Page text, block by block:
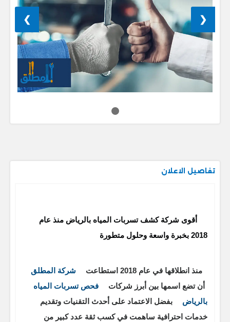
❮
❯
تفاصيل الاعلان
أقوى شركة كشف تسربات المياه بالرياض منذ عام
2018 بخبرة واسعة وحلول متطورة
منذ انطلاقها في عام 2018 استطاعت
شركة المطلق
أن تضع اسمها بين أبرز شركات
فحص تسربات المياه
بالرياض
بفضل الاعتماد على أحدث التقنيات وتقديم
خدمات احترافية ساهمت في كسب ثقة عدد كبير من